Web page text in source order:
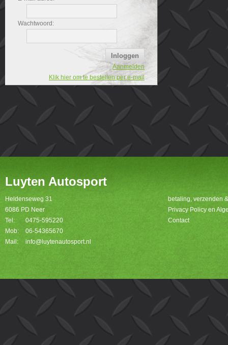
Wachtwoord:
Aanmelden
Klik hier om te bestellen per e-mail
Luyten Autosport
Heldenseweg 31
6086 PD Neer
Tel:
0475-595220
Mob:
06-54365670
Mail:
info@luytenautosport.nl
betaling, verzenden
Privacy Policy en
Contact